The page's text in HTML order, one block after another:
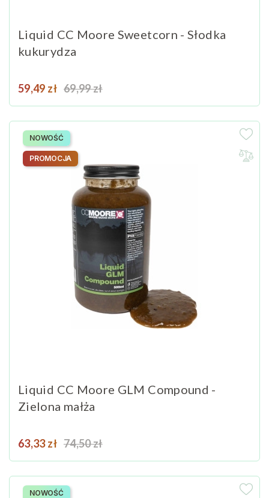
Liquid CC Moore Sweetcorn - Słodka
kukurydza
Cena
59,49 zł Cena podstawowa
69,99 zł
Liquid CC Moore GLM Compound -
Zielona małża
Cena
63,33 zł Cena podstawowa
74,50 zł
NOWOŚĆ
PROMOCJA
NOWOŚĆ